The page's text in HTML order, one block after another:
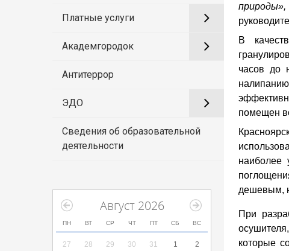
Платные услуги
Академгородок
Антитеррор
ЭДО
Сведения об образовательной
деятельности
Август 2026
ПН ВТ СР ЧТ ПТ СБ ВС
27 28 29 30 31 1 2
природы»,
В
часов до
помещен
наиболее
дешевым,
При
которые